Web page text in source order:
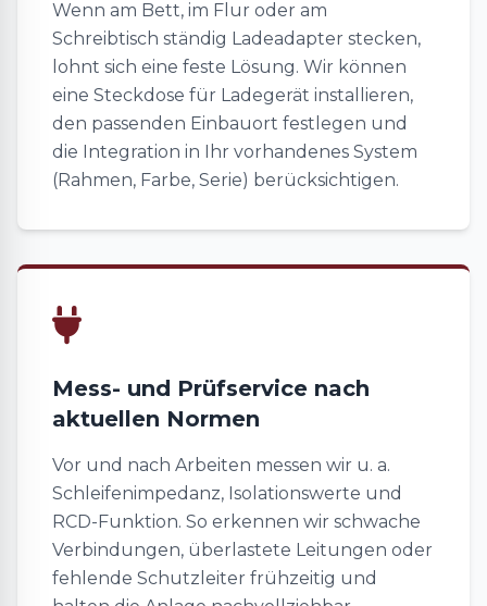
Wenn am Bett, im Flur oder am
Schreibtisch ständig Ladeadapter stecken,
lohnt sich eine feste Lösung. Wir können
eine Steckdose für Ladegerät installieren,
den passenden Einbauort festlegen und
die Integration in Ihr vorhandenes System
(Rahmen, Farbe, Serie) berücksichtigen.
Mess- und Prüfservice nach
aktuellen Normen
Vor und nach Arbeiten messen wir u. a.
Schleifenimpedanz, Isolationswerte und
RCD-Funktion. So erkennen wir schwache
Verbindungen, überlastete Leitungen oder
fehlende Schutzleiter frühzeitig und